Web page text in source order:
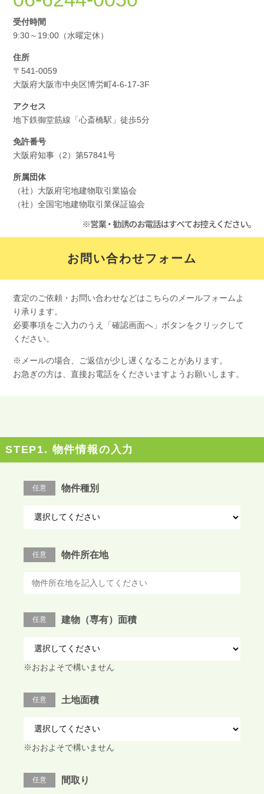
受付時間
9:30～19:00（水曜定休）
住所
〒541-0059
大阪府大阪市中央区博労町4-6-17-3F
アクセス
地下鉄御堂筋線「心斎橋駅」徒歩5分
免許番号
大阪府知事（2）第57841号
所属団体
（社）大阪府宅地建物取引業協会
（社）全国宅地建物取引業保証協会
お問い合わせフォーム
査定のご依頼・お問い合わせなどはこちらのメールフォームよ
り承ります。
必要事項をご入力のうえ「確認画面へ」ボタンをクリックして
ください。
※メールの場合、ご返信が少し遅くなることがあります。
お急ぎの方は、直接お電話をくださいますようお願いします。
STEP1. 物件情報の入力
任意 物件種別
任意 物件所在地
任意 建物（専有）面積
※おおよそで構いません
任意 土地面積
※おおよそで構いません
任意 間取り